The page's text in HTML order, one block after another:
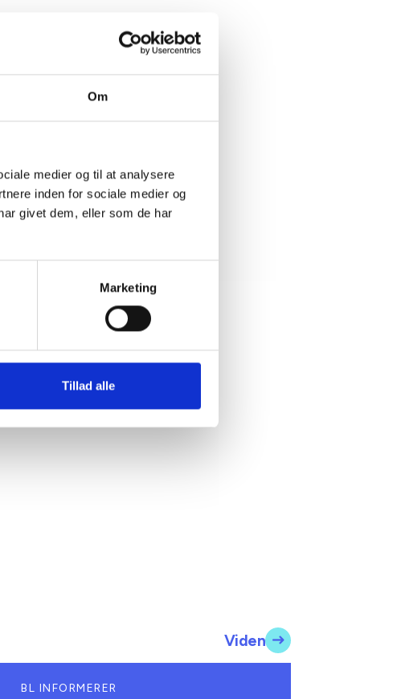
Om
medier og til at analysere
inden for sociale medier og
givet dem, eller som de har
Marketing
Tillad alle
for en
videre forløb.
lov
Viden
BL INFORMERER